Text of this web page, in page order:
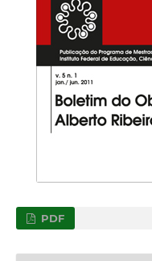
PDF